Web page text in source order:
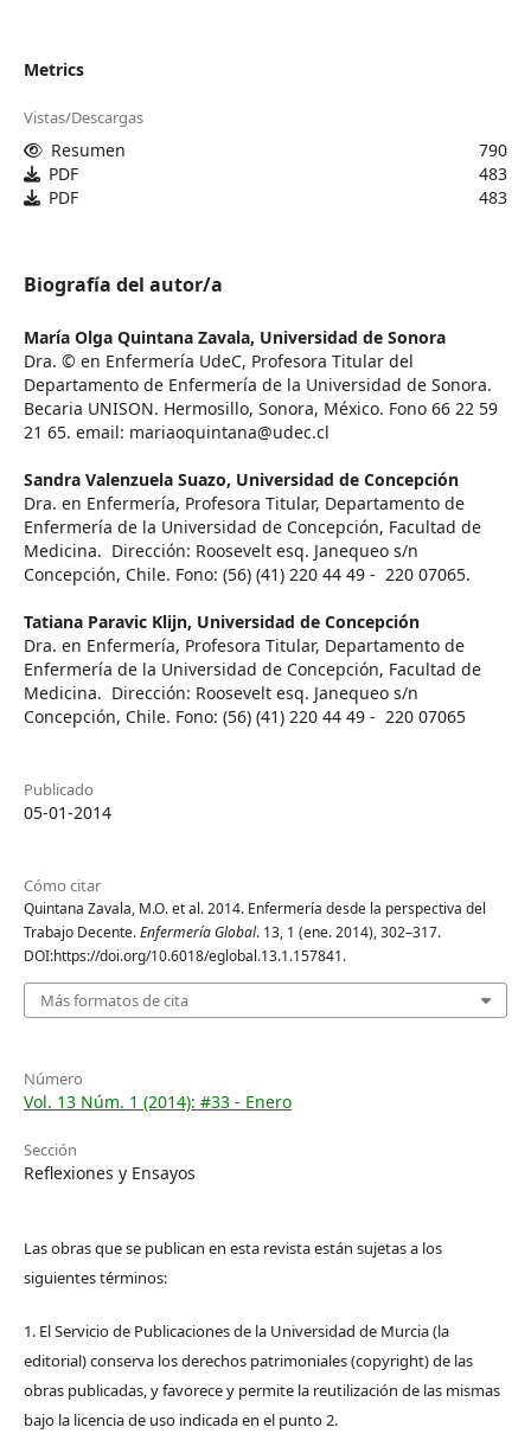
Metrics
Vistas/Descargas
Resumen
790
PDF
483
PDF
483
Biografía del autor/a
María Olga Quintana Zavala, Universidad de Sonora
Dra. © en Enfermería UdeC, Profesora Titular del
Departamento de Enfermería de la Universidad de Sonora.
Becaria UNISON. Hermosillo, Sonora, México. Fono 66 22 59
21 65. email: mariaoquintana@udec.cl
Sandra Valenzuela Suazo, Universidad de Concepción
Dra. en Enfermería, Profesora Titular, Departamento de
Enfermería de la Universidad de Concepción, Facultad de
Medicina. Dirección: Roosevelt esq. Janequeo s/n
Concepción, Chile. Fono: (56) (41) 220 44 49 - 220 07065.
Tatiana Paravic Klijn, Universidad de Concepción
Dra. en Enfermería, Profesora Titular, Departamento de
Enfermería de la Universidad de Concepción, Facultad de
Medicina. Dirección: Roosevelt esq. Janequeo s/n
Concepción, Chile. Fono: (56) (41) 220 44 49 - 220 07065
Publicado
05-01-2014
Cómo citar
Quintana Zavala, M.O. et al. 2014. Enfermería desde la perspectiva del
Trabajo Decente.Enfermería Global. 13, 1 (ene. 2014), 302–317.
DOI:https://doi.org/10.6018/eglobal.13.1.157841.
Más formatos de cita
Número
Vol. 13 Núm. 1 (2014): #33 - Enero
Sección
Reflexiones y Ensayos
Las obras que se publican en esta revista están sujetas a los
siguientes términos:
1. El Servicio de Publicaciones de la Universidad de Murcia (la
editorial) conserva los derechos patrimoniales (copyright) de las
obras publicadas, y favorece y permite la reutilización de las mismas
bajo la licencia de uso indicada en el punto 2.